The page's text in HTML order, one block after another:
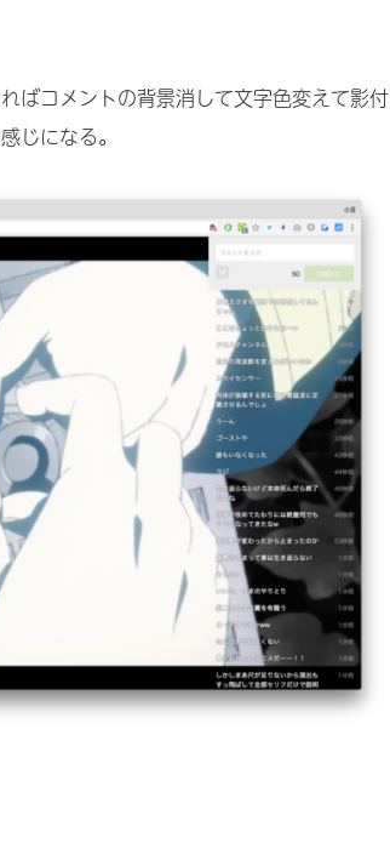
ばコメントの背景消して文字色変えて影付
じになる。